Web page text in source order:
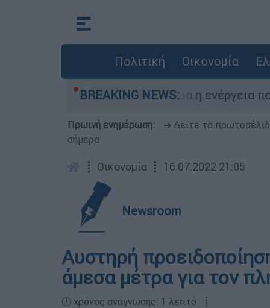
Πολιτική Οικονομία
BREAKING NEWS:
βόμβες της Χιροσίμα η ενέργεια που
Πρωινή ενημέρωση: ➔ Δείτε τα
σήμερα
┋ Οικονομία ┋ 16.07.2022 21:05
Newsroom
Αυστηρή
άμεσα μέτρα για τον
🕛 χρόνος ανάγνωσης: 1 λεπτό ┋